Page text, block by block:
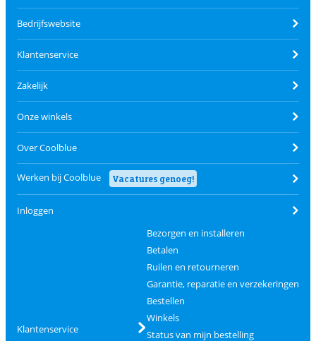
Bedrijfswebsite
Klantenservice
Zakelijk
Onze winkels
Over Coolblue
Werken bij Coolblue Vacatures genoeg!
Inloggen
Klantenservice
Bezorgen en installeren
Betalen
Ruilen en retourneren
Garantie, reparatie en verzekeringen
Bestellen
Winkels
Status van mijn bestelling